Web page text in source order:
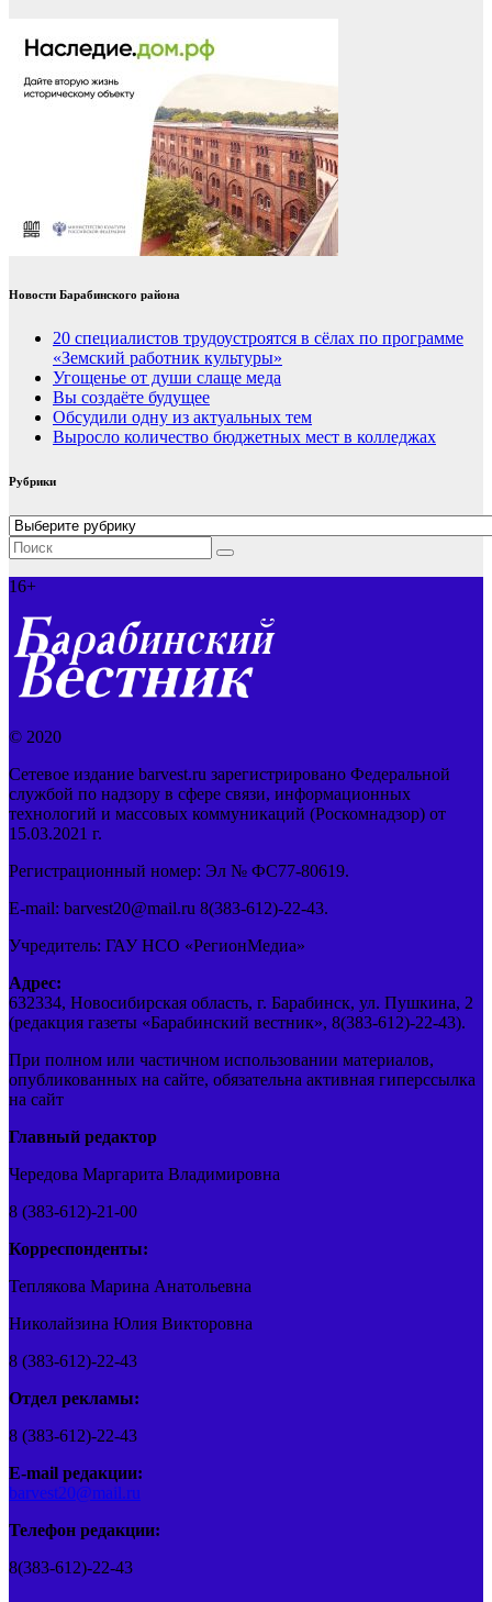
Новости Барабинского района
20 специалистов трудоустроятся в сёлах по программе
«Земский работник культуры»
Угощенье от души слаще меда
Вы создаёте будущее
Обсудили одну из актуальных тем
Выросло количество бюджетных мест в колледжах
Рубрики
Рубрики
16+
© 2020
Сетевое издание barvest.ru зарегистрировано Федеральной
службой по надзору в сфере связи, информационных
технологий и массовых коммуникаций (Роскомнадзор) от
15.03.2021 г.
Регистрационный номер: Эл № ФС77-80619.
E-mail: barvest20@mail.ru 8(383-612)-22-43.
Учредитель: ГАУ НСО «РегионМедиа»
Адрес:
632334, Новосибирская область, г. Барабинск, ул. Пушкина, 2
(редакция газеты «Барабинский вестник», 8(383-612)-22-43).
При полном или частичном использовании материалов,
опубликованных на сайте, обязательна активная гиперссылка
на сайт
Главный редактор
Чередова Маргарита Владимировна
8 (383-612)-21-00
Корреспонденты:
Теплякова Марина Анатольевна
Николайзина Юлия Викторовна
8 (383-612)-22-43
Отдел рекламы:
8 (383-612)-22-43
E-mail редакции:
barvest20@mail.ru
Телефон редакции:
8(383-612)-22-43